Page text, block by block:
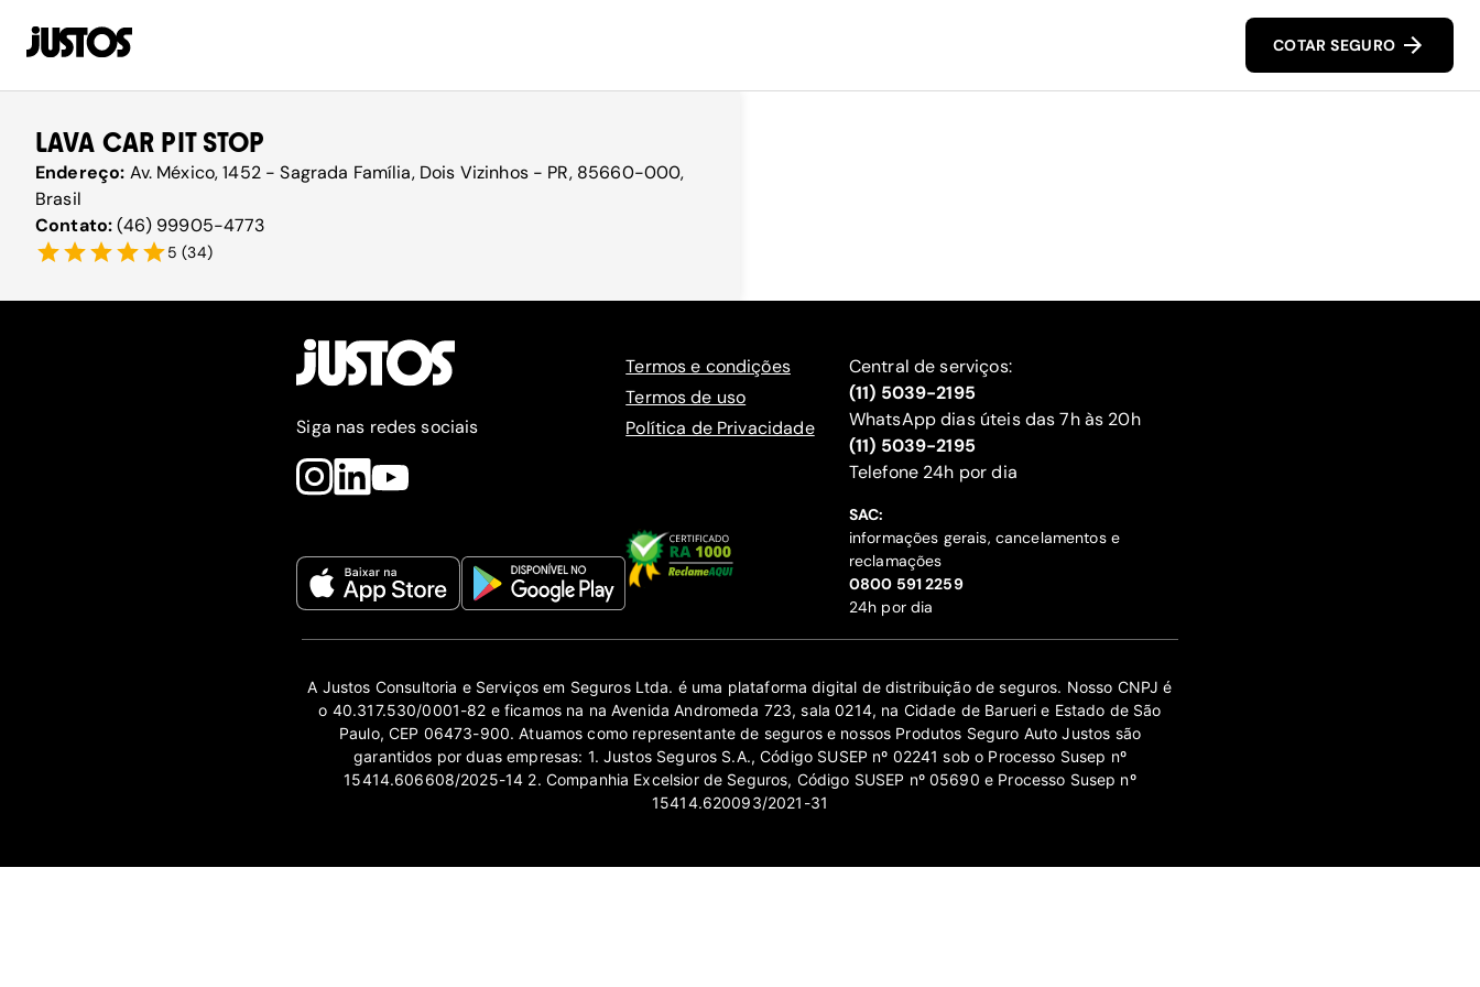
COTAR SEGURO
LAVA CAR PIT STOP
Endereço: Av. México, 1452 - Sagrada Família, Dois Vizinhos - PR, 85660-000,
Brasil
Contato:(46) 99905-4773
5 (34)
Siga nas redes sociais
Termos e condições
Termos de uso
Política de Privacidade
Central de serviços:
(11) 5039-2195
WhatsApp dias úteis das 7h às 20h
(11) 5039-2195
‍Telefone 24h por dia
SAC:
informações gerais, cancelamentos e
reclamações
‍0800 591 2259
24h por dia
A Justos Consultoria e Serviços em Seguros Ltda. é uma plataforma digital de distribuição de seguros. Nosso CNPJ é
o 40.317.530/0001-82 e ficamos na na Avenida Andromeda 723, sala 0214, na Cidade de Barueri e Estado de São
Paulo, CEP 06473-900. Atuamos como representante de seguros e nossos Produtos Seguro Auto Justos são
garantidos por duas empresas: 1. Justos Seguros S.A., Código SUSEP nº 02241 sob o Processo Susep nº
15414.606608/2025-14 2. Companhia Excelsior de Seguros, Código SUSEP nº 05690 e Processo Susep nº
15414.620093/2021-31